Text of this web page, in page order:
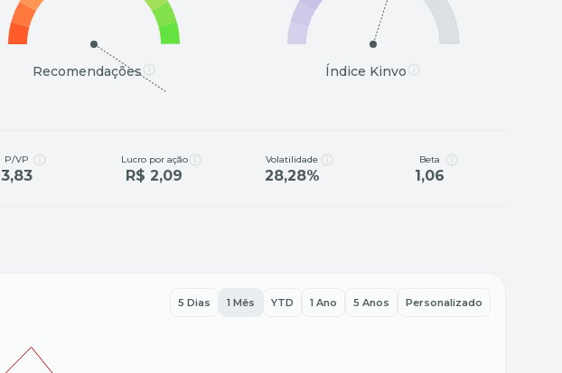
Recomendações Índice Kinvo
P/VP
3,83
Lucro por ação
R$ 2,09
Volatilidade
28,28%
Beta
1,06
5 Dias 1 Mês YTD 1 Ano 5 Anos Personalizado